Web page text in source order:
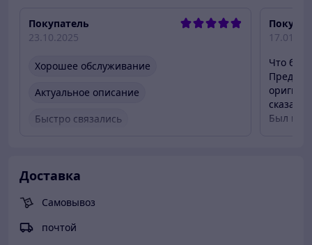
Покупатель
23.10.2025
Хорошее обслуживание
Актуальное описание
Быстро связались
Вежливый продавец
Товар был в наличии
Что
сказал
Был
Доставка
Самовывоз
почтой